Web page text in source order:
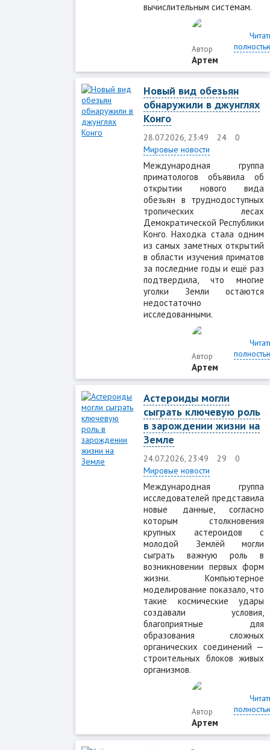
вычислительным системам.
Автор
Артем
Новый вид обезьян
обнаружили в джунглях
Конго
28.07.2026, 23:49 24
0
Мировые новости
Международная группа
приматологов объявила об
открытии нового вида
обезьян в труднодоступных
тропических лесах
Демократической Республики
Конго. Находка стала одним
из самых заметных открытий
в области изучения приматов
за последние годы и ещё раз
подтвердила, что многие
уголки Земли остаются
недостаточно
исследованными.
Автор
Артем
Астероиды могли
сыграть ключевую роль
в зарождении жизни на
Земле
24.07.2026, 23:49 29
0
Мировые новости
Международная группа
исследователей представила
новые данные, согласно
которым столкновения
крупных астероидов с
молодой Землёй могли
сыграть важную роль в
возникновении первых форм
жизни. Компьютерное
моделирование показало, что
такие космические удары
создавали условия,
благоприятные для
образования сложных
органических соединений —
строительных блоков живых
организмов.
Автор
Артем